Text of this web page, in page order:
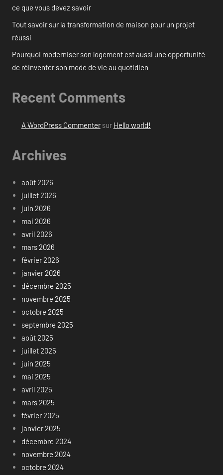
ce que vous devez savoir
Tout savoir sur la transformation de maison pour un projet
réussi
Pourquoi moderniser son logement est aussi une opportunité
de réinventer son mode de vie au quotidien
Recent Comments
A WordPress Commentersur Hello world!
Archives
août 2026
juillet 2026
juin 2026
mai 2026
avril 2026
mars 2026
février 2026
janvier 2026
décembre 2025
novembre 2025
octobre 2025
septembre 2025
août 2025
juillet 2025
juin 2025
mai 2025
avril 2025
mars 2025
février 2025
janvier 2025
décembre 2024
novembre 2024
octobre 2024